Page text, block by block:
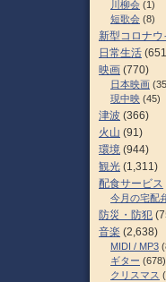
川柳会 (1)
短歌会 (8)
新型コロナウ
日常生活
映画 (770)
日本映画
現中映 (45)
津波 (366)
火山 (91)
環境 (944)
観光 (1,311)
配食サービス
今月の宅配
防災・防犯
音楽 (2,638)
MIDI / MP3
ギター (678)
クリスマス